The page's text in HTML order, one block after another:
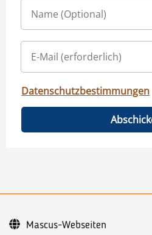
Datenschutzbestimmungen
Mascus-Webseiten